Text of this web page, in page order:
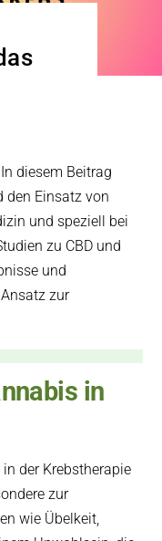
diesem Beitrag
den Einsatz von
und speziell bei
zu CBD und
und
zur
in
der Krebstherapie
zur
wie Übelkeit,